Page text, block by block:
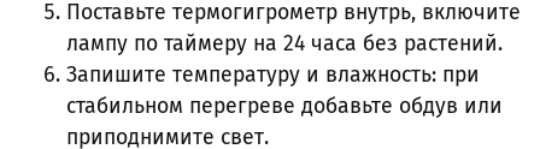
Поставьте термогигрометр внутрь, включите
лампу по таймеру на 24 часа без растений.
Запишите температуру и влажность: при
стабильном перегреве добавьте обдув или
приподнимите свет.